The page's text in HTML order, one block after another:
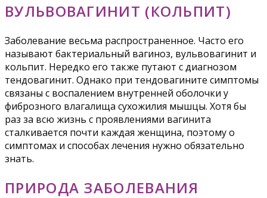
ВУЛЬВОВАГИНИТ (КОЛЬПИТ)
Заболевание весьма распространенное. Часто его
называют бактериальный вагиноз, вульвовагинит и
кольпит. Нередко его также путают с диагнозом
тендовагинит. Однако при тендовагините симптомы
связаны с воспалением внутренней оболочки у
фиброзного влагалища сухожилия мышцы. Хотя бы
раз за всю жизнь с проявлениями вагинита
сталкивается почти каждая женщина, поэтому о
симптомах и способах лечения нужно обязательно
знать.
ПРИРОДА ЗАБОЛЕВАНИЯ